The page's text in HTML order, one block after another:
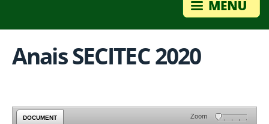
Anais SECITEC 2020
DOCUMENT Zoom